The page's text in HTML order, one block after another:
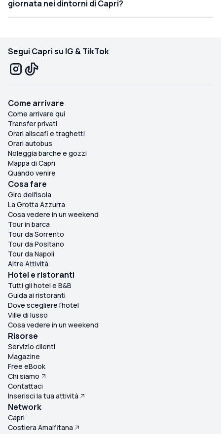
giornata nei dintorni di Capri?
Segui Capri su IG & TikTok
Come arrivare
Come arrivare qui
Transfer privati
Orari aliscafi e traghetti
Orari autobus
Noleggia barche e gozzi
Mappa di Capri
Quando venire
Cosa fare
Giro dell'isola
La Grotta Azzurra
Cosa vedere in un weekend
Tour in barca
Tour da Sorrento
Tour da Positano
Tour da Napoli
Altre Attività
Hotel e ristoranti
Tutti gli hotel e B&B
Guida ai ristoranti
Dove scegliere l'hotel
Ville di lusso
Cosa vedere in un weekend
Risorse
Servizio clienti
Magazine
Free eBook
Chi siamo
Contattaci
Inserisci la tua attività
Network
Capri
Costiera Amalfitana